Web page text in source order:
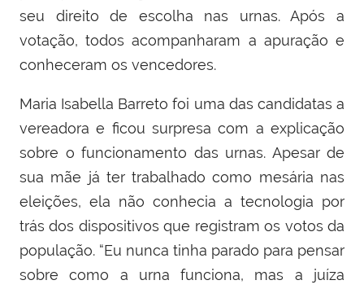
seu direito de escolha nas urnas. Após a
votação, todos acompanharam a apuração e
conheceram os vencedores.
Maria Isabella Barreto foi uma das candidatas a
vereadora e ficou surpresa com a explicação
sobre o funcionamento das urnas. Apesar de
sua mãe já ter trabalhado como mesária nas
eleições, ela não conhecia a tecnologia por
trás dos dispositivos que registram os votos da
população. “Eu nunca tinha parado para pensar
sobre como a urna funciona, mas a juíza